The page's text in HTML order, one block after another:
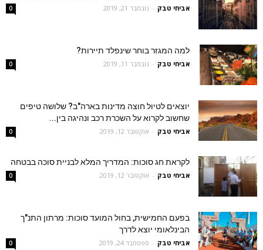
אביחי טבק - נובמבר 21, 2019 0
למה המגזר בוחר שינפלד תיירות?
אביחי טבק - נובמבר 11, 2019 0
יוצאים לטיול חוצה מדינות בארה"ב? שלושה טיפים
שחשוב לקרוא על השכרת רכב ונהיגה בין...
אביחי טבק - אוקטובר 12, 2019 0
לקראת חג סוכות: המדריך המלא לבניית סוכה בבטחה
אביחי טבק - אוקטובר 12, 2019 0
בפעם החמישית, בחול המועד סוכות: מרתון התנ"ך
הבינלאומי יוצא לדרך
אביחי טבק - ספטמבר 24, 2019 0